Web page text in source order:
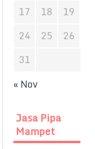
17
18 19
24
25 26
31
« Nov
Jasa Pipa
Mampet